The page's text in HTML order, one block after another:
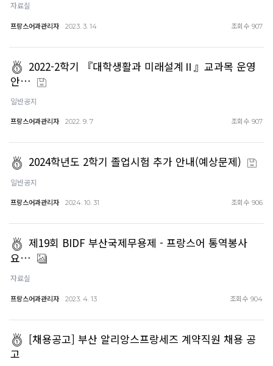
자료실
프랑스어과관리자 2023. 3. 14 조회수 907
2022-2학기 『대학생활과 미래설계Ⅱ』교과목 운영
안…
일반공지
프랑스어과관리자 2022. 9. 7 조회수 907
2024학년도 2학기 졸업시험 추가 안내(예상문제)
일반공지
프랑스어과관리자 2024. 10. 31 조회수 906
제19회 BIDF 부산국제무용제 - 프랑스어 통역봉사
요…
자료실
프랑스어과관리자 2023. 4. 13 조회수 904
[채용공고] 부산 알리앙스프랑세즈 계약직원 채용 공
고